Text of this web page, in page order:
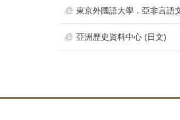
東京外國語大學．亞非言語
亞洲歷史資料中心 (日文)